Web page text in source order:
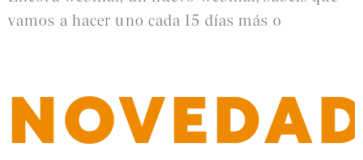
vamos a hacer uno cada 15 días más o